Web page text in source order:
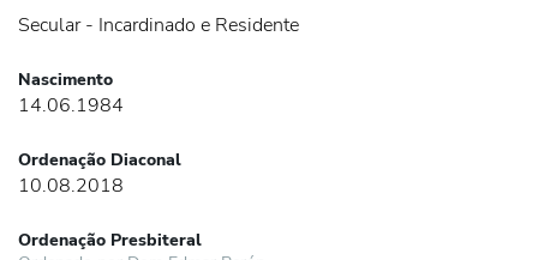
Secular - Incardinado e Residente
Nascimento
14.06.1984
Ordenação Diaconal
10.08.2018
Ordenação Presbiteral